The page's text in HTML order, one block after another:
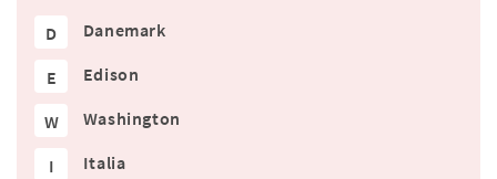
D Danemark
E Edison
W Washington
I Italia